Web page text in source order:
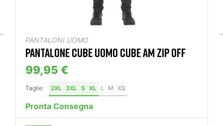
PANTALONI UOMO
PANTALONE CUBE UOMO CUBE AM ZIP OFF
99,95 €
Taglie: 2XL 3XL S XL L M XS
Pronta Consegna